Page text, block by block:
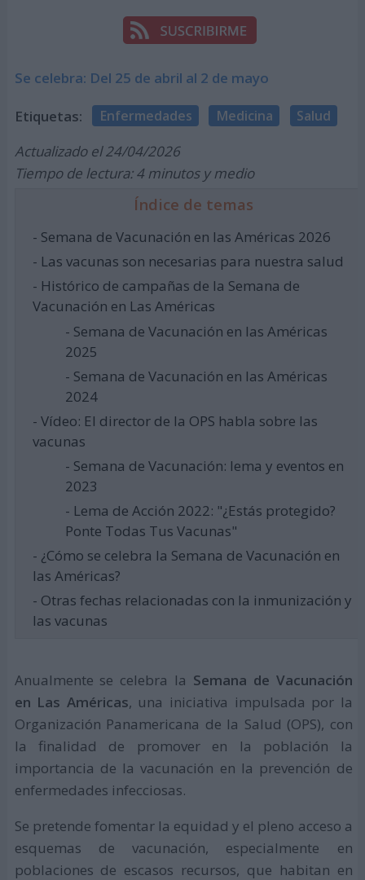
Se celebra: Del 25 de abril al 2 de mayo
Etiquetas: Enfermedades Medicina Salud
Actualizado el 24/04/2026
Tiempo de lectura: 4 minutos y medio
Índice de temas
- Semana de Vacunación en las Américas 2026
- Las vacunas son necesarias para nuestra salud
- Histórico de campañas de la Semana de
Vacunación en Las Américas
- Semana de Vacunación en las Américas
2025
- Semana de Vacunación en las Américas
2024
- Vídeo: El director de la OPS habla sobre las
vacunas
- Semana de Vacunación: lema y eventos en
2023
- Lema de Acción 2022: "¿Estás protegido?
Ponte Todas Tus Vacunas"
- ¿Cómo se celebra la Semana de Vacunación en
las Américas?
- Otras fechas relacionadas con la inmunización y
las vacunas
Anualmente se celebra la Semana de Vacunación
en Las Américas, una iniciativa impulsada por la
Organización Panamericana de la Salud (OPS), con
la finalidad de promover en la población la
importancia de la vacunación en la prevención de
enfermedades infecciosas.
Se pretende fomentar la equidad y el pleno acceso a
esquemas de vacunación, especialmente en
poblaciones de escasos recursos, que habitan en